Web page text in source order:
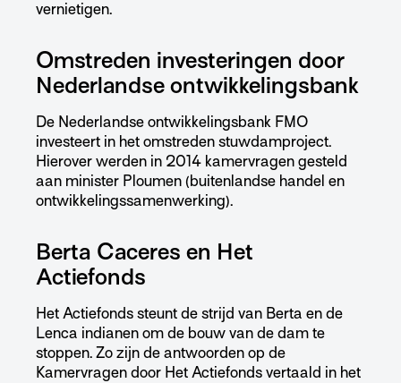
vernietigen.
Omstreden investeringen door
Nederlandse ontwikkelingsbank
De Nederlandse ontwikkelingsbank FMO
investeert in het omstreden stuwdamproject.
Hierover werden in 2014 kamervragen gesteld
aan minister Ploumen (buitenlandse handel en
ontwikkelingssamenwerking).
Berta Caceres en Het
Actiefonds
Het Actiefonds steunt de strijd van Berta en de
Lenca indianen om de bouw van de dam te
stoppen. Zo zijn de antwoorden op de
Kamervragen door Het Actiefonds vertaald in het